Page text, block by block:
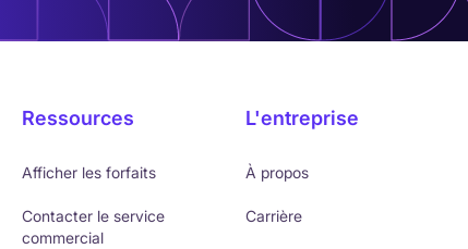
Ressources
Afficher les forfaits
Contacter le service
commercial
L'entreprise
À propos
Carrière